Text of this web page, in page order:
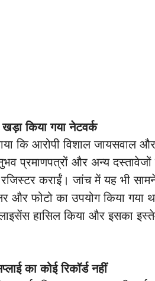
किया गया नेटवर्क
कि आरोपी विशाल जायसवाल
प्रमाणपत्रों और अन्य
कराईं। जांच में यह भी
और फोटो का उपयोग किया गया
हासिल किया और इसका
का कोई रिकॉर्ड नहीं